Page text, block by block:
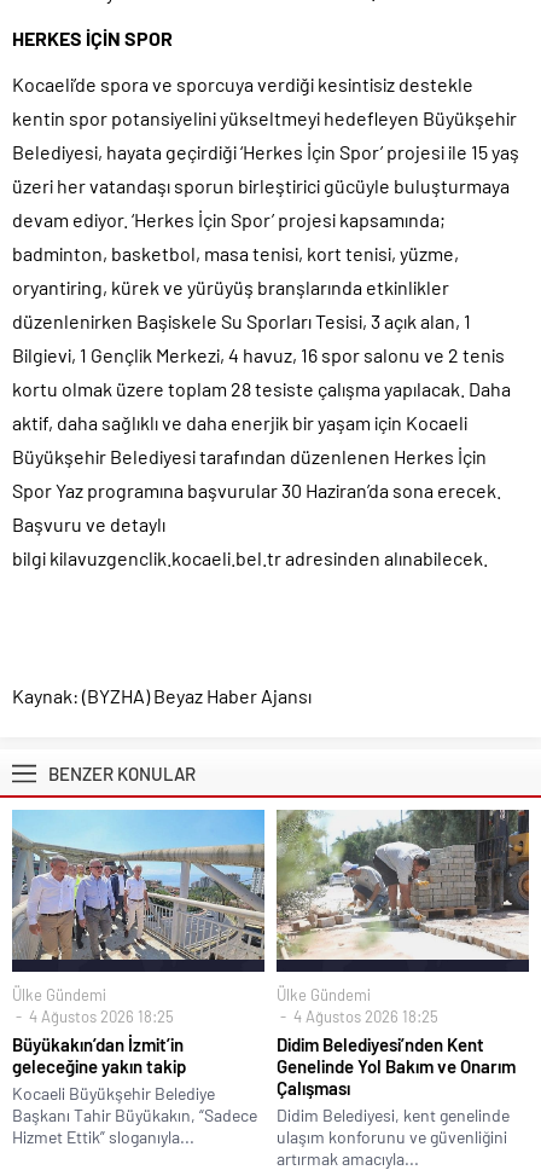
HERKES İÇİN SPOR
Kocaeli’de spora ve sporcuya verdiği kesintisiz destekle
kentin spor potansiyelini yükseltmeyi hedefleyen Büyükşehir
Belediyesi, hayata geçirdiği ‘Herkes İçin Spor’ projesi ile 15 yaş
üzeri her vatandaşı sporun birleştirici gücüyle buluşturmaya
devam ediyor. ‘Herkes İçin Spor’ projesi kapsamında;
badminton, basketbol, masa tenisi, kort tenisi, yüzme,
oryantiring, kürek ve yürüyüş branşlarında etkinlikler
düzenlenirken Başiskele Su Sporları Tesisi, 3 açık alan, 1
Bilgievi, 1 Gençlik Merkezi, 4 havuz, 16 spor salonu ve 2 tenis
kortu olmak üzere toplam 28 tesiste çalışma yapılacak. Daha
aktif, daha sağlıklı ve daha enerjik bir yaşam için Kocaeli
Büyükşehir Belediyesi tarafından düzenlenen Herkes İçin
Spor Yaz programına başvurular 30 Haziran’da sona erecek.
Başvuru ve detaylı
bilgi kilavuzgenclik.kocaeli.bel.tr adresinden alınabilecek.
Kaynak: (BYZHA) Beyaz Haber Ajansı
BENZER KONULAR
Ülke Gündemi
4 Ağustos 2026 18:25
Büyükakın’dan İzmit’in
geleceğine yakın takip
Kocaeli Büyükşehir Belediye
Başkanı Tahir Büyükakın, “Sadece
Hizmet Ettik” sloganıyla...
Ülke Gündemi
4 Ağustos 2026 18:25
Didim Belediyesi’nden Kent
Genelinde Yol Bakım ve Onarım
Çalışması
Didim Belediyesi, kent genelinde
ulaşım konforunu ve güvenliğini
artırmak amacıyla...